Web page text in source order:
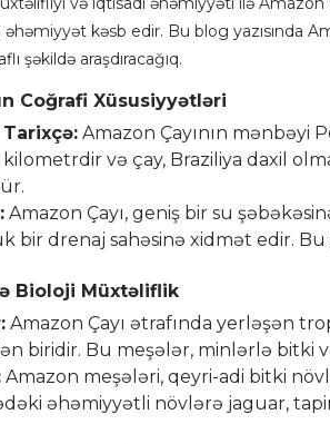
kəsb edir. Bu blog yazısında
şəkildə araşdıracağıq.
Coğrafi Xüsusiyyətləri
Tarixçə: Amazon Çayının mənbəyi
və çay, Braziliya daxil
Amazon Çayı, geniş bir su
bir drenaj sahəsinə xidmət edir.
Bioloji Müxtəliflik
Amazon Çayı ətrafında yerləşən
biridir. Bu meşələr, minlərlə bitki
Amazon meşələri, qeyri-adi bitki
əhəmiyyətli növlərə jaguar,